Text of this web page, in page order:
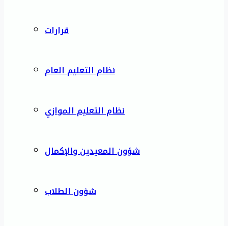
قرارات
نظام التعليم العام
نظام التعليم الموازي
شؤون المعيدين والإكمال
شؤون الطلاب